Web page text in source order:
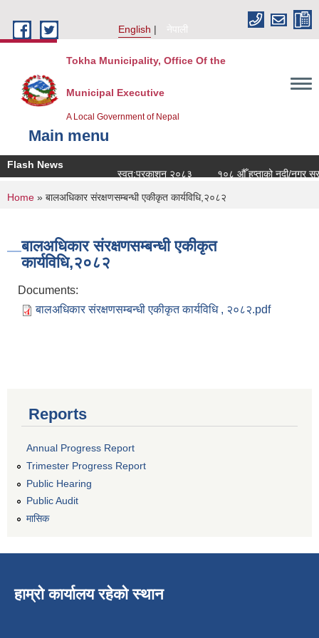
English
नेपाली
Tokha Municipality, Office Of the
Municipal Executive
A Local Government of Nepal
Main menu
Flash News
स्वत:प्रकाशन २०८३
१०८ औँ हप्ताको नदी/नगर
You are here
Home » बालअधिकार संरक्षणसम्बन्धी एकीकृत कार्यविधि,२०८२
बालअधिकार संरक्षणसम्बन्धी एकीकृत
कार्यविधि,२०८२
Documents:
बालअधिकार संरक्षणसम्बन्धी एकीकृत कार्यविधि , २०८२.pdf
Reports
Annual Progress Report
Trimester Progress Report
Public Hearing
Public Audit
मासिक
हाम्रो कार्यालय रहेको स्थान